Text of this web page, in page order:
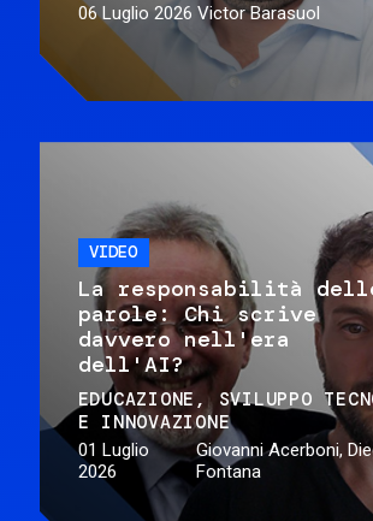
06 Luglio 2026 Victor Barasuol
VIDEO
La responsabilità
parole: Chi scrive
davvero nell'era
dell'AI?
EDUCAZIONE
SVILUPPO
E INNOVAZIONE
01 Luglio
2026
Giovanni Acerboni,
Fontana